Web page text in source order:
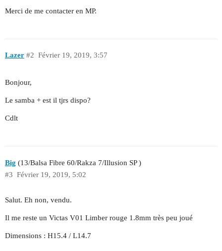
Merci de me contacter en MP.
Lazer Février 19, 2019, 3:57
#2
Bonjour,
Le samba + est il tjrs dispo?
Cdlt
Big (13/Balsa Fibre 60/Rakza 7/Illusion SP )
Février 19, 2019, 5:02
#3
Salut. Eh non, vendu.
Il me reste un Victas V01 Limber rouge 1.8mm très peu joué
Dimensions : H15.4 / L14.7